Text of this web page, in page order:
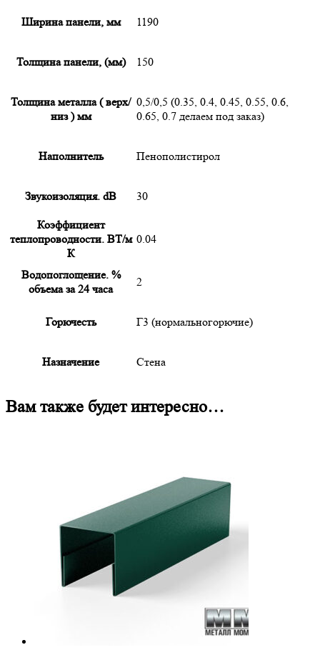
Ширина панели, мм 1190
Толщина панели, (мм) 150
Толщина металла ( верх/
низ ) мм
0,5/0,5 (0.35, 0.4, 0.45, 0.55, 0.6,
0.65, 0.7 делаем под заказ)
Наполнитель Пенополистирол
Звукоизоляция. dB 30
Коэффициент
теплопроводности. ВТ/м
К
0.04
Водопоглощение. %
объема за 24 часа
2
Горючесть Г3 (нормальногорючие)
Назначение Стена
Вам также будет интересно…